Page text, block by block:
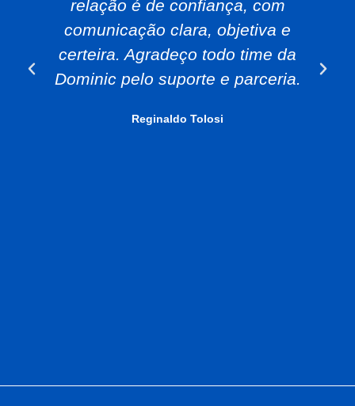
relação é de confiança, com
comunicação clara, objetiva e
certeira. Agradeço todo time da
Dominic pelo suporte e parceria.
Reginaldo Tolosi